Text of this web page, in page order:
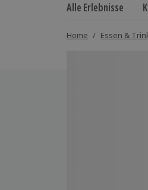
Alle Erlebnisse
Home / Essen &